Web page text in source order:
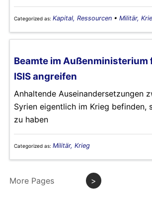
Categorized as: Kapital, Ressourcen • Militär,
Beamte im
ISIS angreifen
Anhaltende Auseinandersetzungen
Syrien eigentlich im Krieg befinden,
zu haben
Categorized as: Militär, Krieg
More Pages >